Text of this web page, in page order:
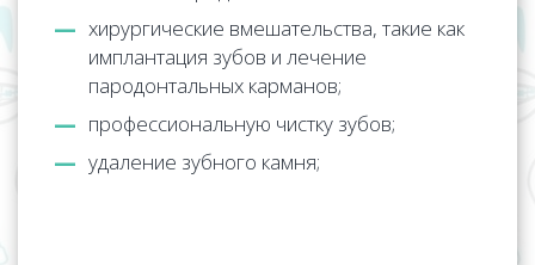
хирургические вмешательства, такие как
имплантация зубов и лечение
пародонтальных карманов;
профессиональную чистку зубов;
удаление зубного камня;